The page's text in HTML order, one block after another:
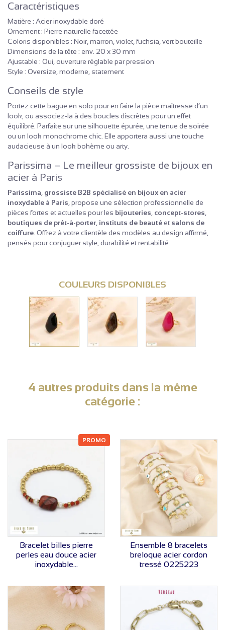
Caractéristiques
Matière : Acier inoxydable doré
Ornement : Pierre naturelle facettée
Coloris disponibles : Noir, marron, violet, fuchsia, vert bouteille
Dimensions de la tête : env. 20 x 30 mm
Ajustable : Oui, ouverture réglable par pression
Style : Oversize, moderne, statement
Conseils de style
Portez cette bague en solo pour en faire la pièce maîtresse d’un
look, ou associez-la à des boucles discrètes pour un effet
équilibré. Parfaite sur une silhouette épurée, une tenue de soirée
ou un look monochrome chic. Elle apportera aussi une touche
audacieuse à un look bohème ou arty.
Parissima – Le meilleur grossiste de bijoux en
acier à Paris
Parissima grossiste B2B spécialisé en bijoux en acier
inoxydable à Paris , propose une sélection professionnelle de
pièces fortes et actuelles pour les bijouteries concept-stores
boutiques de prêt-à-porter instituts de beautéet salons de
coiffure . Offrez à votre clientèle des modèles au design affirmé,
pensés pour conjuguer style, durabilité et rentabilité.
COULEURS DISPONIBLES
4 autres produits dans la même
catégorie :
VOIR LE PRIX
Bracelet billes pierre
perles eau douce acier
inoxydable...
PROMO
VOIR LE PRIX
Ensemble 8 bracelets
breloque acier cordon
tressé 0225223